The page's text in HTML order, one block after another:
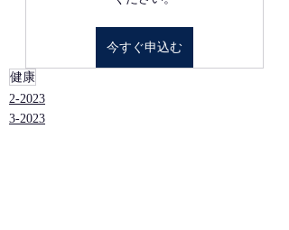
今すぐ申込む
健康
2-2023
3-2023